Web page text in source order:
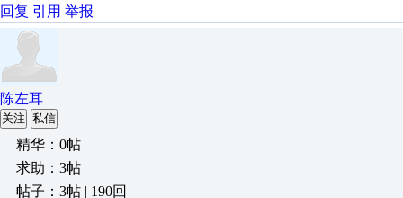
回复 引用 举报
陈左耳
关注 私信
精华：0帖
求助：3帖
帖子：3帖 | 190回